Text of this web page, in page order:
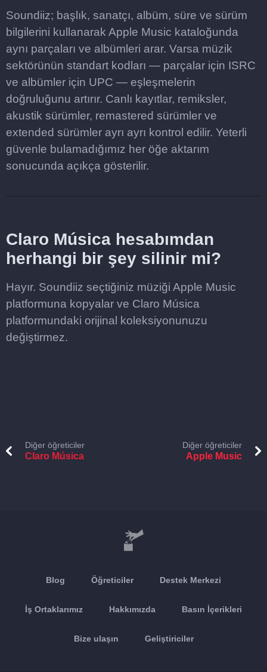
Soundiiz; başlık, sanatçı, albüm, süre ve sürüm
bilgilerini kullanarak Apple Music kataloğunda
aynı parçaları ve albümleri arar. Varsa müzik
sektörünün standart kodları — parçalar için ISRC
ve albümler için UPC — eşleşmelerin
doğruluğunu artırır. Canlı kayıtlar, remiksler,
akustik sürümler, remastered sürümler ve
extended sürümler ayrı ayrı kontrol edilir. Yeterli
güvenle bulamadığımız her öğe aktarım
sonucunda açıkça gösterilir.
Claro Música hesabımdan
herhangi bir şey silinir mi?
Hayır. Soundiiz seçtiğiniz müziği Apple Music
platformuna kopyalar ve Claro Música
platformundaki orijinal koleksiyonunuzu
değiştirmez.
Diğer öğreticiler
Claro Música
Diğer öğreticiler
Apple Music
Blog Öğreticiler Destek Merkezi
İş Ortaklarımız Hakkımızda Basın İçerikleri
Bize ulaşın Geliştiriciler